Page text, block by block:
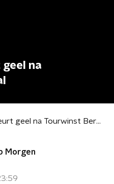
na
Colombia kleurt geel na Tourwinst Bernal
Morgen